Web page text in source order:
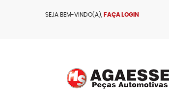
SEJA BEM-VINDO(A), FAÇA LOGIN